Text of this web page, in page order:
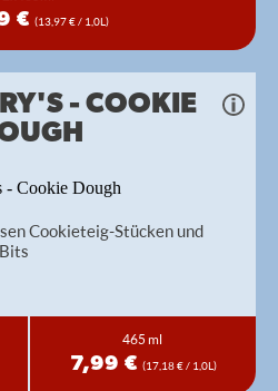
€ (13,97 € / 1,0L)
- COOKIE
Cookieteig-Stücken und
465 ml
7,99 € (17,18 € / 1,0L)